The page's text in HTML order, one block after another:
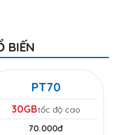
BIẾN
PT70
30GBtốc độ cao
70.000đ